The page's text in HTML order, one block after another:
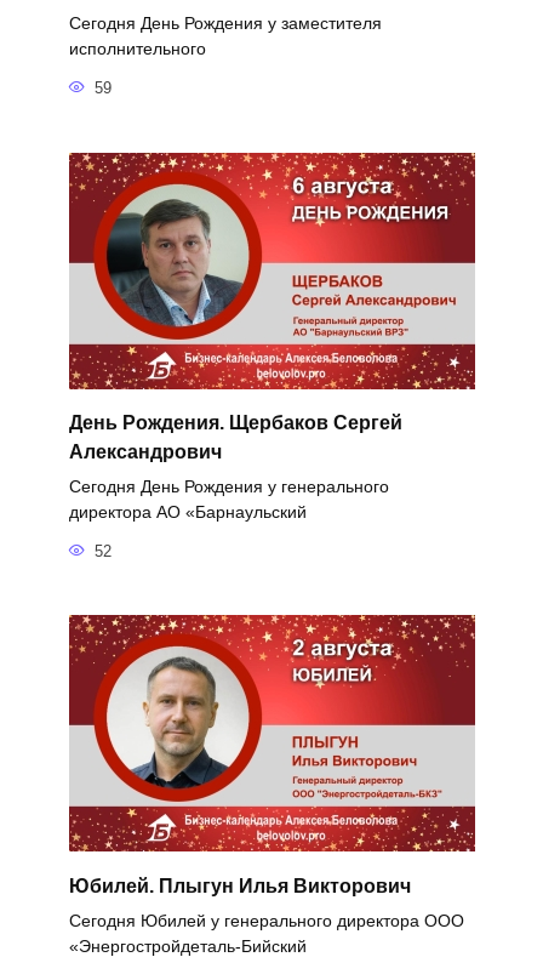
Сегодня День Рождения у заместителя
исполнительного
59
День Рождения. Щербаков Сергей
Александрович
Сегодня День Рождения у генерального
директора АО «Барнаульский
52
Юбилей. Плыгун Илья Викторович
Сегодня Юбилей у генерального директора ООО
«Энергостройдеталь-Бийский